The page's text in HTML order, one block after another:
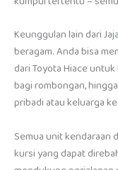
Keunggulan lain dari
beragam. Anda bisa
dari Toyota Hiace
bagi rombongan,
pribadi atau keluarga
Semua unit kendaraan
kursi yang dapat